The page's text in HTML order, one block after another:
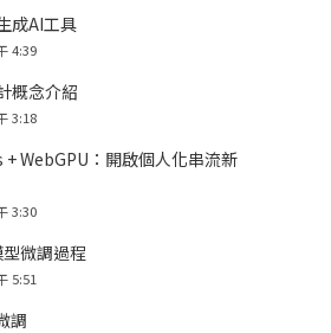
成AI工具
4:39
概念介紹
3:18
+ WebGPU：開啟個人化串流新
3:30
微調過程
5:51
調